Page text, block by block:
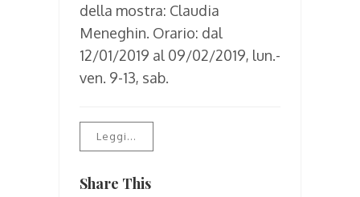
della mostra: Claudia
Meneghin. Orario: dal
12/01/2019 al 09/02/2019, lun.-
ven. 9-13, sab.
Leggi...
Share This